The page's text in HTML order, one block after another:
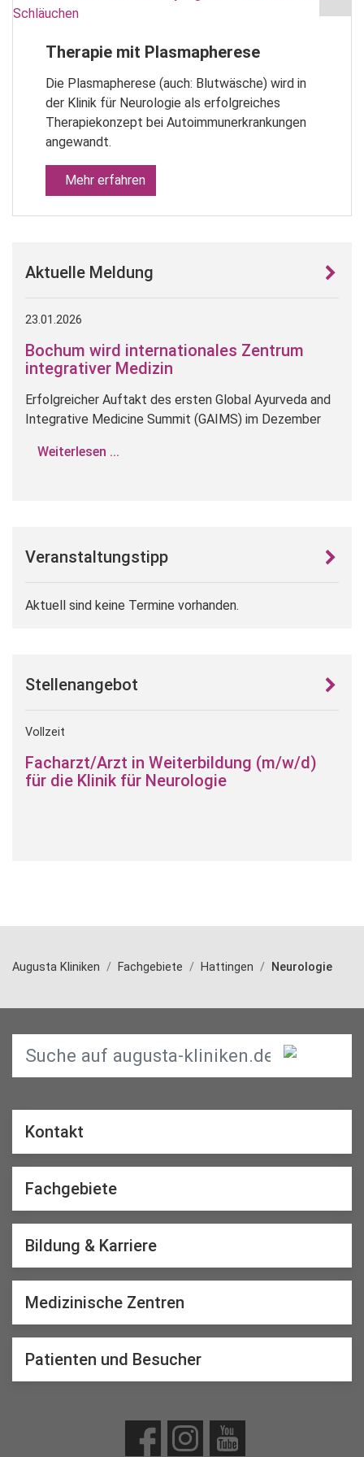
Therapie mit Plasmapherese
Die Plasmapherese (auch: Blutwäsche) wird in
der Klinik für Neurologie als erfolgreiches
Therapiekonzept bei Autoimmunerkrankungen
angewandt.
Mehr erfahren
Aktuelle Meldung
23.01.2026
Bochum wird internationales Zentrum
integrativer Medizin
Erfolgreicher Auftakt des ersten Global Ayurveda and
Integrative Medicine Summit (GAIMS) im Dezember
Weiterlesen ...
Veranstaltungstipp
Aktuell sind keine Termine vorhanden.
Stellenangebot
Vollzeit
Facharzt/Arzt in Weiterbildung (m/w/d)
für die Klinik für Neurologie
Augusta Kliniken Fachgebiete Hattingen Neurologie
Kontakt
Fachgebiete
Bildung & Karriere
Medizinische Zentren
Patienten und Besucher